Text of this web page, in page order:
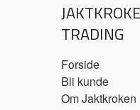
TRADING
Forside
Bli kunde
Om Jaktkroken